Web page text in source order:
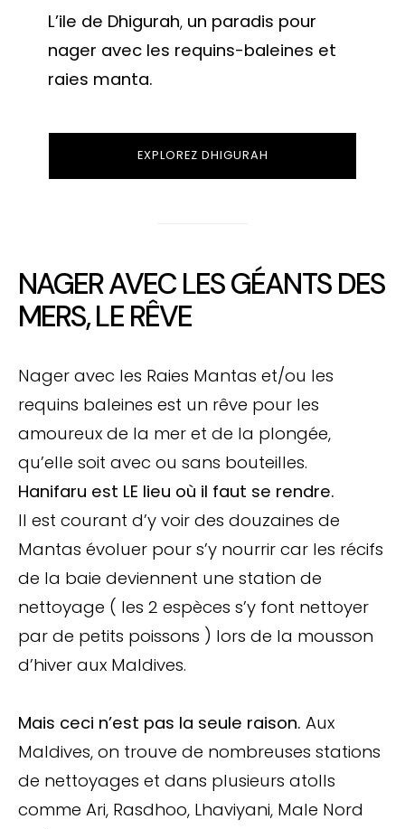
L’ile de Dhigurah, un paradis pour
nager avec les requins-baleines et
raies manta.
EXPLOREZ DHIGURAH
NAGER AVEC LES GÉANTS DES
MERS, LE RÊVE
Nager avec les Raies Mantas et/ou les
requins baleines est un rêve pour les
amoureux de la mer et de la plongée,
qu’elle soit avec ou sans bouteilles.
Hanifaru est LE lieu où il faut se rendre.
Il est courant d’y voir des douzaines de
Mantas évoluer pour s’y nourrir car les récifs
de la baie deviennent une station de
nettoyage ( les 2 espèces s’y font nettoyer
par de petits poissons ) lors de la mousson
d’hiver aux Maldives.
Mais ceci n’est pas la seule raison. Aux
Maldives, on trouve de nombreuses stations
de nettoyages et dans plusieurs atolls
comme Ari, Rasdhoo, Lhaviyani, Male Nord